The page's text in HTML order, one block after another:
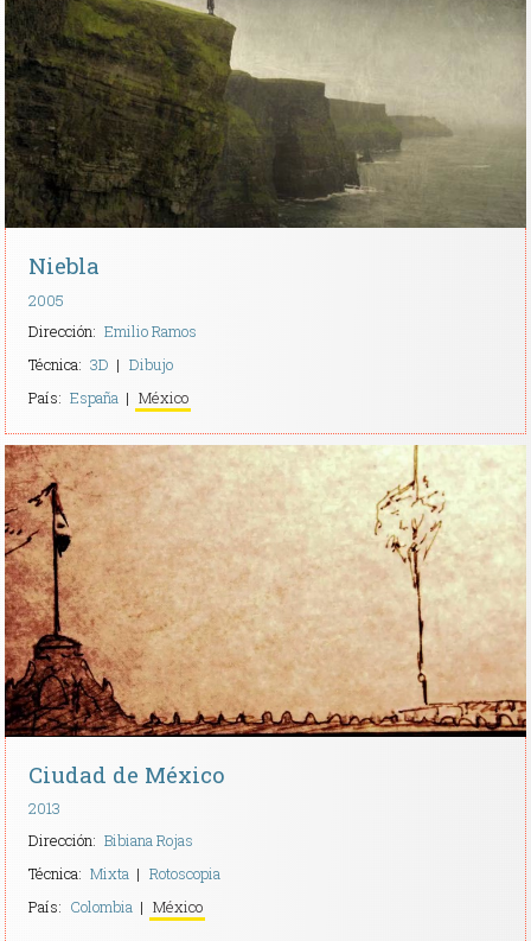
Niebla
2005
Dirección: Emilio Ramos
Técnica: 3D
Dibujo
País: España México
Ciudad de México
2013
Dirección: Bibiana Rojas
Técnica: Mixta
Rotoscopia
País: Colombia México